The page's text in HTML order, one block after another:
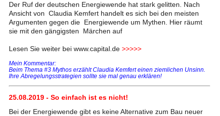
Der Ruf der deutschen Energiewende hat stark gelitten. Nach
Ansicht von Claudia Kemfert handelt es sich bei den meisten
Argumenten gegen die Energiewende um Mythen. Hier räumt
sie mit den gängigsten Märchen auf
Lesen Sie weiter bei www.capital.de >>>>>
Mein Kommentar:
Beim Thema #3 Mythos erzählt Claudia Kemfert einen ziemlichen Unsinn.
Ihre Abregelungsstrategien sollte sie mal genau erklären!
25.08.2019 - So einfach ist es nicht!
Bei der Energiewende gibt es keine Alternative zum Bau neuer